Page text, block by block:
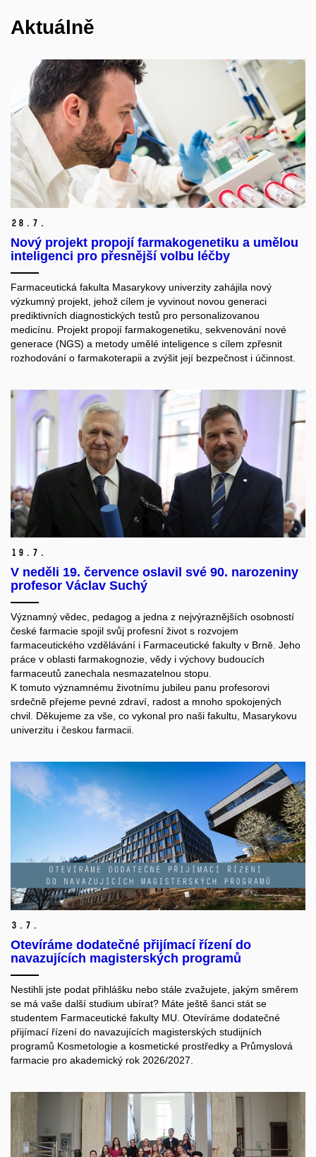
Aktuálně
28. 7.
Nový projekt propojí farmakogenetiku a umělou
inteligenci pro přesnější volbu léčby
Farmaceutická fakulta Masarykovy univerzity zahájila nový
výzkumný projekt, jehož cílem je vyvinout novou generaci
prediktivních diagnostických testů pro personalizovanou
medicínu. Projekt propojí farmakogenetiku, sekvenování nové
generace (NGS) a metody umělé inteligence s cílem zpřesnit
rozhodování o farmakoterapii a zvýšit její bezpečnost i účinnost.
19. 7.
V neděli 19. července oslavil své 90. narozeniny
profesor Václav Suchý
Významný vědec, pedagog a jedna z nejvýraznějších osobností
české farmacie spojil svůj profesní život s rozvojem
farmaceutického vzdělávání i Farmaceutické fakulty v Brně. Jeho
práce v oblasti farmakognozie, vědy i výchovy budoucích
farmaceutů zanechala nesmazatelnou stopu.
K tomuto významnému životnímu jubileu panu profesorovi
srdečně přejeme pevné zdraví, radost a mnoho spokojených
chvil. Děkujeme za vše, co vykonal pro naši fakultu, Masarykovu
univerzitu i českou farmacii.
3. 7.
Otevíráme dodatečné přijímací řízení do
navazujících magisterských programů
Nestihli jste podat přihlášku nebo stále zvažujete, jakým směrem
se má vaše další studium ubírat? Máte ještě šanci stát se
studentem Farmaceutické fakulty MU. Otevíráme dodatečné
přijímací řízení do navazujících magisterských studijních
programů Kosmetologie a kosmetické prostředky a Průmyslová
farmacie pro akademický rok 2026/2027.